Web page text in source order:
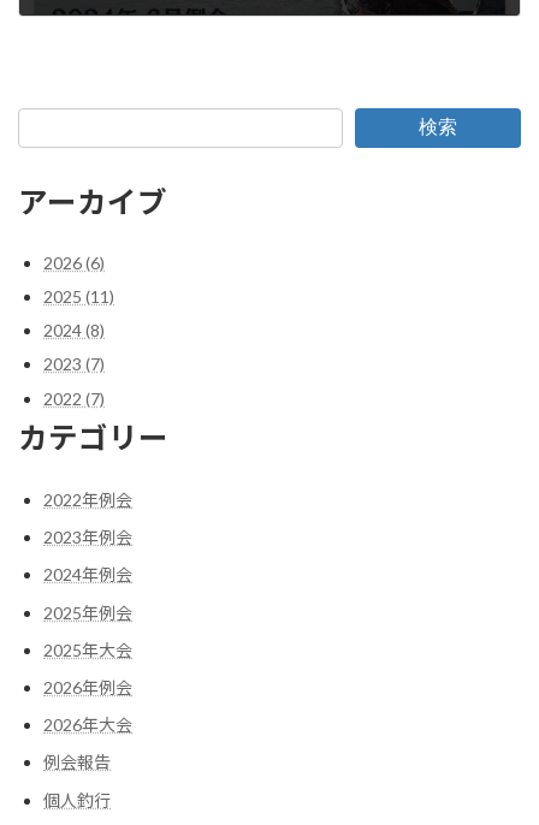
検索
アーカイブ
2026 (6)
2025 (11)
2024 (8)
2023 (7)
2022 (7)
カテゴリー
2022年例会
2023年例会
2024年例会
2025年例会
2025年大会
2026年例会
2026年大会
例会報告
個人釣行